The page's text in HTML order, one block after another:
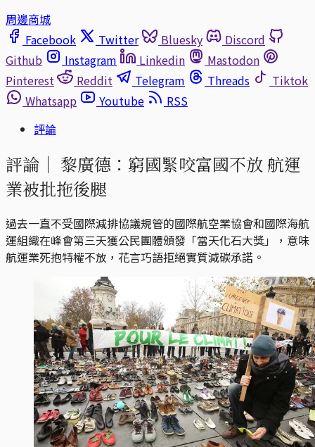
周邊商城
Facebook
Twitter Bluesky
Discord
Github
Instagram Linkedin
Mastodon
Pinterest
Reddit Telegram Threads
Tiktok
Whatsapp
Youtube
RSS
評論
評論｜ 黎廣德：窮國緊咬富國不放 航運
業被批拖後腿
過去一直不受國際減排協議規管的國際航空業協會和國際海航
運組織在峰會第三天獲公民團體頒發「當天化石大獎」，意味
航運業死抱特權不放，花言巧語拒絕實質減碳承諾。